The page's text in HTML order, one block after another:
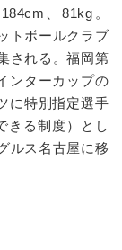
、81kg。
トボールクラブ
される。福岡第
ンターカップの
に特別指定選手
きる制度）とし
ルス名古屋に移